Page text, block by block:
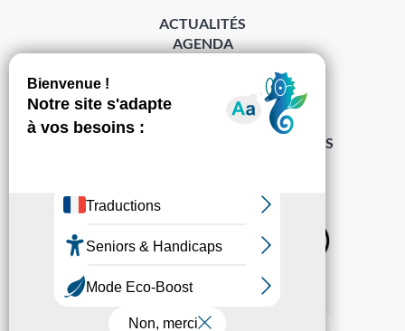
Sur les réseaux
ACTUALITÉS
AGENDA
MENTIONS LÉGALES
PROTECTION DES DONNÉES
POLITIQUE DE GESTION DES COOKIES